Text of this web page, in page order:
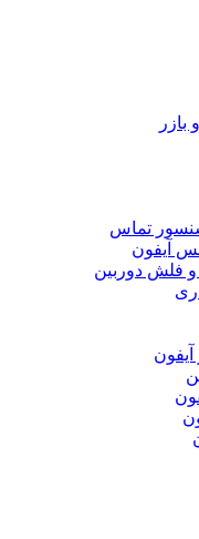
بازر
تماس
آیفون
و فلش دوربین